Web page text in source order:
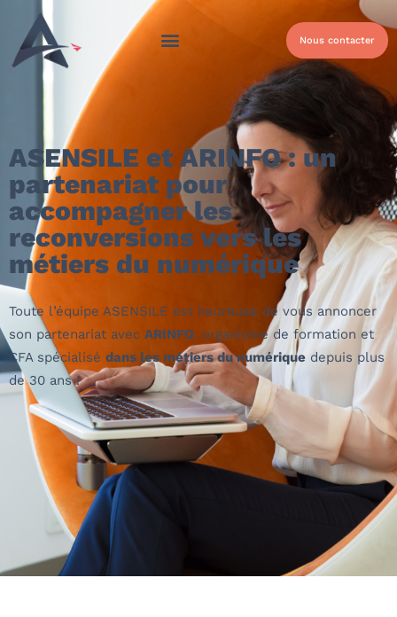
Nous contacter
ASENSILE et ARINFO : un
partenariat pour
accompagner les
reconversions vers les
métiers du numérique
Toute l’équipe ASENSILE est heureuse de vous annoncer
son partenariat avec ARINFO, organisme de formation et
CFA spécialisé dans les métiers du numérique depuis plus
de 30 ans !